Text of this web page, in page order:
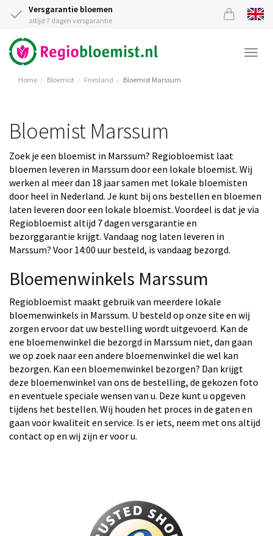
Versgarantie bloemen
altijd 7 dagen versgarantie
Home Bloemist Friesland Bloemist Marssum
Bloemist Marssum
Zoek je een bloemist in Marssum? Regiobloemist laat
bloemen leveren in Marssum door een lokale bloemist. Wij
werken al meer dan 18 jaar samen met lokale bloemisten
door heel in Nederland. Je kunt bij ons bestellen en bloemen
laten leveren door een lokale bloemist. Voordeel is dat je via
Regiobloemist altijd 7 dagen versgarantie en
bezorggarantie krijgt. Vandaag nog laten leveren in
Marssum? Voor 14:00 uur besteld, is vandaag bezorgd.
Bloemenwinkels Marssum
Regiobloemist maakt gebruik van meerdere lokale
bloemenwinkels in Marssum. U besteld op onze site en wij
zorgen ervoor dat uw bestelling wordt uitgevoerd. Kan de
ene bloemenwinkel die bezorgd in Marssum niet, dan gaan
we op zoek naar een andere bloemenwinkel die wel kan
bezorgen. Kan een bloemenwinkel bezorgen? Dan krijgt
deze bloemenwinkel van ons de bestelling, de gekozen foto
en eventuele speciale wensen van u. Deze kunt u opgeven
tijdens het bestellen. Wij houden het proces in de gaten en
gaan voor kwaliteit en service. Is er iets, neem met ons altijd
contact op en wij zijn er voor u.